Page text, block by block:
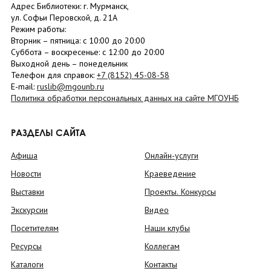
Адрес Библиотеки: г. Мурманск,
ул. Софьи Перовской, д. 21А
Режим работы:
Вторник – пятница: с 10:00 до 20:00
Суббота – воскресенье: c 12:00 до 20:00
Выходной день – понедельник
Телефон для справок: +7 (8152) 45-08-58
E-mail: ruslib@mgounb.ru
Политика обработки персональных данных на сайте МГОУНБ
РАЗДЕЛЫ САЙТА
Афиша
Новости
Выставки
Экскурсии
Посетителям
Ресурсы
Каталоги
Онлайн-услуги
Краеведение
Проекты. Конкурсы
Видео
Наши клубы
Коллегам
Контакты